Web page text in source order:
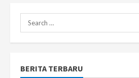
Search
for:
BERITA TERBARU